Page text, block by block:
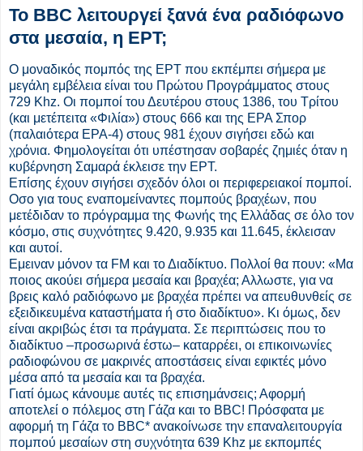
Το BBC λειτουργεί ξανά ένα ραδιόφωνο
στα μεσαία, η ΕΡΤ;
Ο μοναδικός πομπός της ΕΡΤ που εκπέμπει σήμερα με
μεγάλη εμβέλεια είναι του Πρώτου Προγράμματος στους
729 Khz. Οι πομποί του Δευτέρου στους 1386, του Τρίτου
(και μετέπειτα «Φιλία») στους 666 και της ΕΡΑ Σπορ
(παλαιότερα ΕΡΑ-4) στους 981 έχουν σιγήσει εδώ και
χρόνια. Φημολογείται ότι υπέστησαν σοβαρές ζημιές όταν η
κυβέρνηση Σαμαρά έκλεισε την ΕΡΤ.
Επίσης έχουν σιγήσει σχεδόν όλοι οι περιφερειακοί πομποί.
Οσο για τους εναπομείναντες πομπούς βραχέων, που
μετέδιδαν το πρόγραμμα της Φωνής της Ελλάδας σε όλο τον
κόσμο, στις συχνότητες 9.420, 9.935 και 11.645, έκλεισαν
και αυτοί.
Εμειναν μόνον τα FM και το Διαδίκτυο. Πολλοί θα πουν: «Μα
ποιος ακούει σήμερα μεσαία και βραχέα; Αλλωστε, για να
βρεις καλό ραδιόφωνο με βραχέα πρέπει να απευθυνθείς σε
εξειδικευμένα καταστήματα ή στο διαδίκτυο». Κι όμως, δεν
είναι ακριβώς έτσι τα πράγματα. Σε περιπτώσεις που το
διαδίκτυο –προσωρινά έστω– καταρρέει, οι επικοινωνίες
ραδιοφώνου σε μακρινές αποστάσεις είναι εφικτές μόνο
μέσα από τα μεσαία και τα βραχέα.
Γιατί όμως κάνουμε αυτές τις επισημάνσεις; Αφορμή
αποτελεί ο πόλεμος στη Γάζα και το BBC! Πρόσφατα με
αφορμή τη Γάζα το BBC* ανακοίνωσε την επαναλειτουργία
πομπού μεσαίων στη συχνότητα 639 Khz με εκπομπές